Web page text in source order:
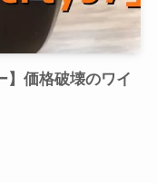
】価格破壊のワイ